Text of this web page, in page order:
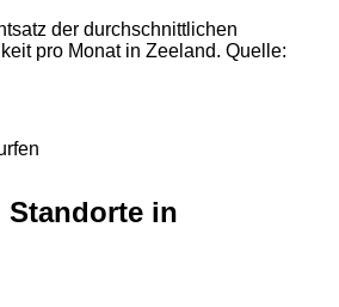
der durchschnittlichen
pro Monat in Zeeland. Quelle:
in